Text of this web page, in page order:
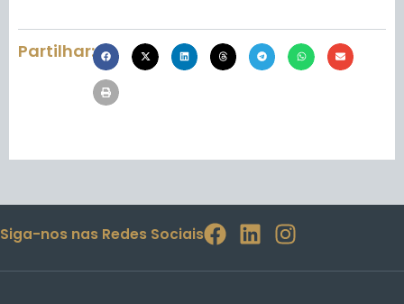
Partilhar:
Siga-nos nas Redes Sociais